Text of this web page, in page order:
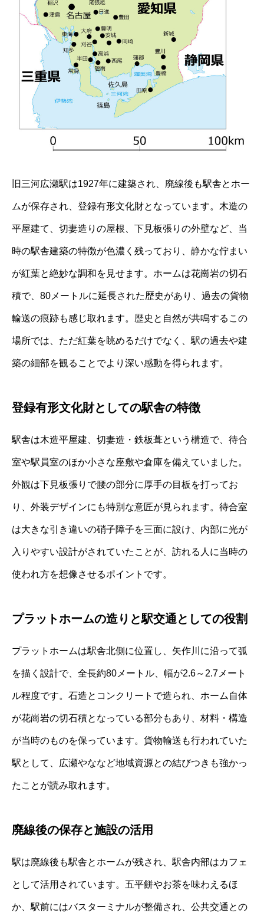
旧三河広瀬駅は1927年に建築され、廃線後も駅舎とホー
ムが保存され、登録有形文化財となっています。木造の
平屋建て、切妻造りの屋根、下見板張りの外壁など、当
時の駅舎建築の特徴が色濃く残っており、静かな佇まい
が紅葉と絶妙な調和を見せます。ホームは花崗岩の切石
積で、80メートルに延長された歴史があり、過去の貨物
輸送の痕跡も感じ取れます。歴史と自然が共鳴するこの
場所では、ただ紅葉を眺めるだけでなく、駅の過去や建
築の細部を観ることでより深い感動を得られます。
登録有形文化財としての駅舎の特徴
駅舎は木造平屋建、切妻造・鉄板葺という構造で、待合
室や駅員室のほか小さな座敷や倉庫を備えていました。
外観は下見板張りで腰の部分に厚手の目板を打ってお
り、外装デザインにも特別な意匠が見られます。待合室
は大きな引き違いの硝子障子を三面に設け、内部に光が
入りやすい設計がされていたことが、訪れる人に当時の
使われ方を想像させるポイントです。
プラットホームの造りと駅交通としての役割
プラットホームは駅舎北側に位置し、矢作川に沿って弧
を描く設計で、全長約80メートル、幅が2.6～2.7メート
ル程度です。石造とコンクリートで造られ、ホーム自体
が花崗岩の切石積となっている部分もあり、材料・構造
が当時のものを保っています。貨物輸送も行われていた
駅として、広瀬やななど地域資源との結びつきも強かっ
たことが読み取れます。
廃線後の保存と施設の活用
駅は廃線後も駅舎とホームが残され、駅舎内部はカフェ
として活用されています。五平餅やお茶を味わえるほ
か、駅前にはバスターミナルが整備され、公共交通との